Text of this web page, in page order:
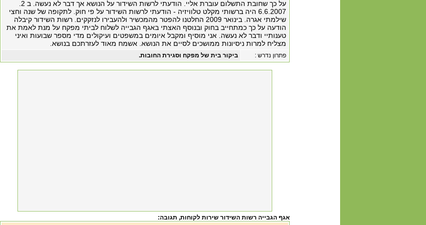
6.6.2007 היה ברשותי מקלט טלוויזיה - הודעתי לרשות השידור על פי חוק. לתקופה של שנה וחצי
שילמתי אגרה. בינואר 2009 החלטנו להפטר מהמכשיר ולהעבירו לנזקקים. רשות השידור קיבלה
הודעה על כך כמתחייב בחוק ובנוסף האצתי באגף הגבייה לשלוח לביתי מפקח על מנת לאמת את
טענותיי ודבר לא נעשה. אני מוסיף ומקבל איומים במשפטים ועיקולים מדי מספר שבועות ואיני
מצליח למרות ניסיונות ממושכים לסיים את הנושא. אשמח מאוד לעזרתכם בנושא.
ביקור בית של מפקח וסגירת החובות. פתרון נדרש :
אגף הגבייה רשות השידור שירות לקוחות, תגובה: